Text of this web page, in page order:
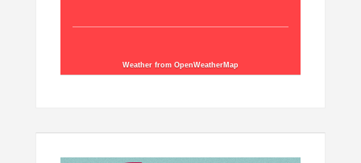
Weather from OpenWeatherMap